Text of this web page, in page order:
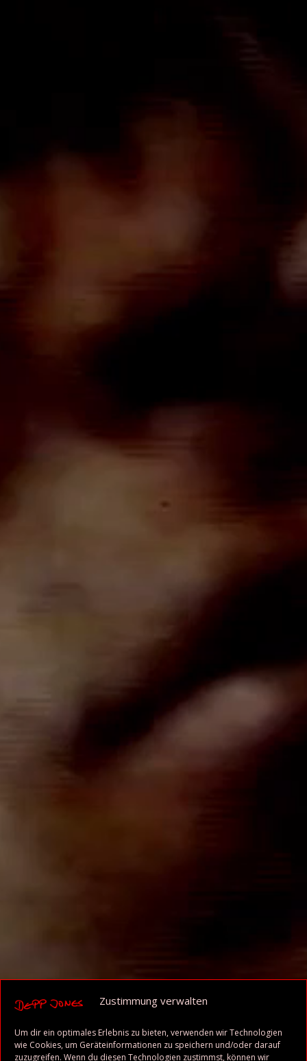
Zustimmung verwalten
Um dir ein optimales Erlebnis zu bieten, verwenden wir Technologien
wie Cookies, um Geräteinformationen zu speichern und/oder darauf
zuzugreifen. Wenn du diesen Technologien zustimmst, können wir